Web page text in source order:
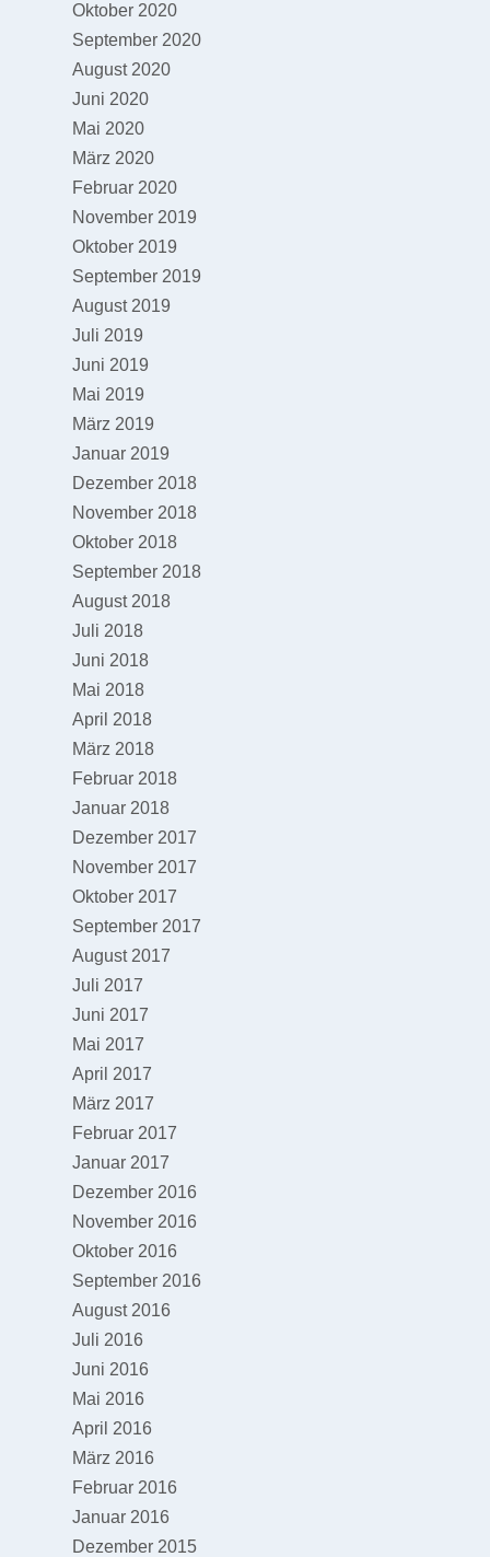
Oktober 2020
September 2020
August 2020
Juni 2020
Mai 2020
März 2020
Februar 2020
November 2019
Oktober 2019
September 2019
August 2019
Juli 2019
Juni 2019
Mai 2019
März 2019
Januar 2019
Dezember 2018
November 2018
Oktober 2018
September 2018
August 2018
Juli 2018
Juni 2018
Mai 2018
April 2018
März 2018
Februar 2018
Januar 2018
Dezember 2017
November 2017
Oktober 2017
September 2017
August 2017
Juli 2017
Juni 2017
Mai 2017
April 2017
März 2017
Februar 2017
Januar 2017
Dezember 2016
November 2016
Oktober 2016
September 2016
August 2016
Juli 2016
Juni 2016
Mai 2016
April 2016
März 2016
Februar 2016
Januar 2016
Dezember 2015